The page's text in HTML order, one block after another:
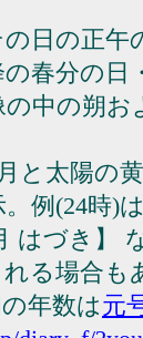
日の正午
春分の日
中の朔
と太陽の
例(24時)
はづき】
る場合も
年数は元